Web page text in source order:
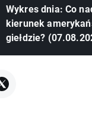
Wykres dnia: Co
kierunek
giełdzie?